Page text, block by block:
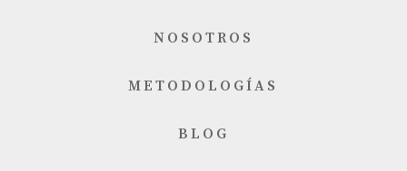
NOSOTROS
METODOLOGÍAS
BLOG